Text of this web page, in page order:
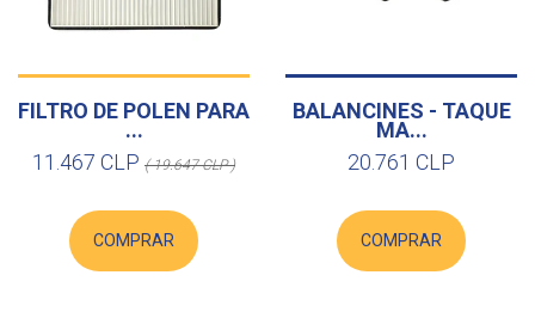
FILTRO DE POLEN PARA
...
11.467 CLP ( 19.647 CLP )
COMPRAR
BALANCINES - TAQUE
MA...
20.761 CLP
COMPRAR